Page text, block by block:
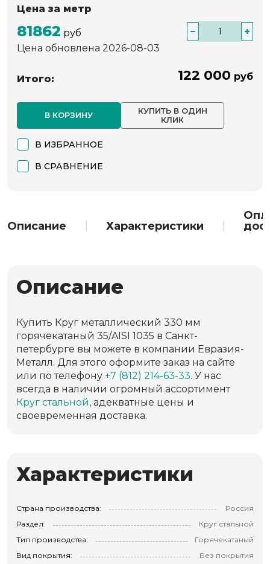
Цена за метр
81862 руб −
+
Цена обновлена 2026-08-03
Итого: 122 000 руб
В КОРЗИНУ
КУПИТЬ В ОДИН
КЛИК
В ИЗБРАННОЕ
В СРАВНЕНИЕ
Описание Характеристики
Описание
Купить Круг металлический 330 мм
горячекатаный 35/AISI 1035 в Санкт-
петербурге вы можете в компании Евразия-
Металл. Для этого оформите заказ на сайте
или по телефону +7 (812) 214-63-33. У нас
всегда в наличии огромный ассортимент
Круг стальной, адекватные цены и
своевременная доставка.
Характеристики
Страна производства:
Россия
Раздел:
Круг стальной
Тип производства:
Горячекатаный
Вид покрытия:
Без покрытия